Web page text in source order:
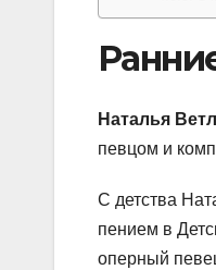
Наталья
певцом и
С детства
пением в
оперный